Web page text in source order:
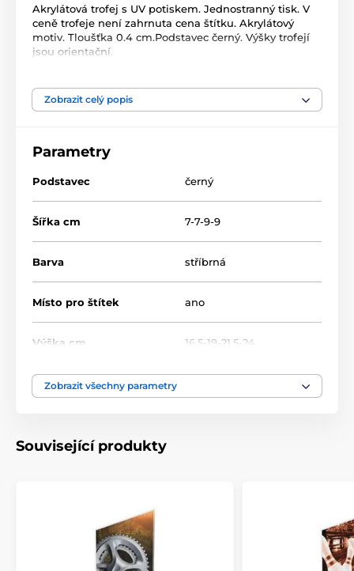
Akrylátová trofej s UV potiskem. Jednostranný tisk. V
ceně trofeje není zahrnuta cena štítku. Akrylátový
motiv. Tloušťka 0.4 cm.Podstavec černý. Výšky trofejí
jsou orientační.
Produkt je zařazen v kategoriích
Akrylátové trofeje
Zobrazit celý popis
Parametry
Podstavec černý
Šířka cm 7-7-9-9
Barva stříbrná
Místo pro štítek ano
Výška cm 16.5-19-21.5-24
Motiv
Zobrazit všechny parametry
Související produkty